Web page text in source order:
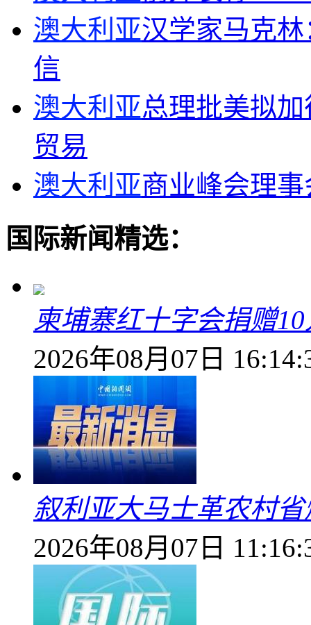
澳大利亚汉学家马克
信
澳大利亚总理批美拟
贸易
澳大利亚商业峰会理
国际新闻精选：
柬埔寨红十字会捐赠
2026年08月07日
叙利亚大马士革农村
2026年08月07日